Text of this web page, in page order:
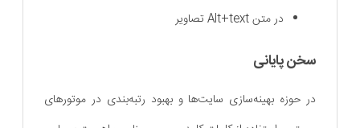
در متن Alt+text تصاویر
سخن پایانی
در حوزه بهینه‌سازی سایت‌ها و بهبود رتبه‌بندی در موتورهای